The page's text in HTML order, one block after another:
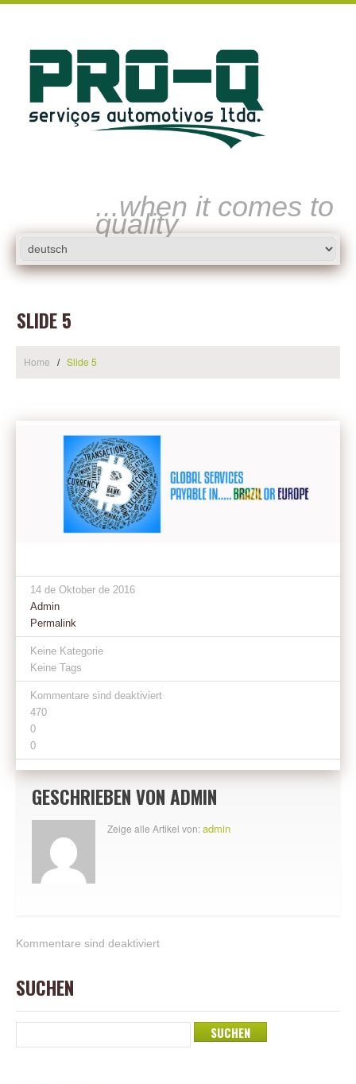
...when it comes to
quality
SLIDE 5
Home Slide 5
14 de Oktober de 2016
Admin
Permalink
Keine Kategorie
Keine Tags
Kommentare sind deaktiviert
470
0
0
GESCHRIEBEN VON ADMIN
Zeige alle Artikel von:admin
Kommentare sind deaktiviert
SUCHEN